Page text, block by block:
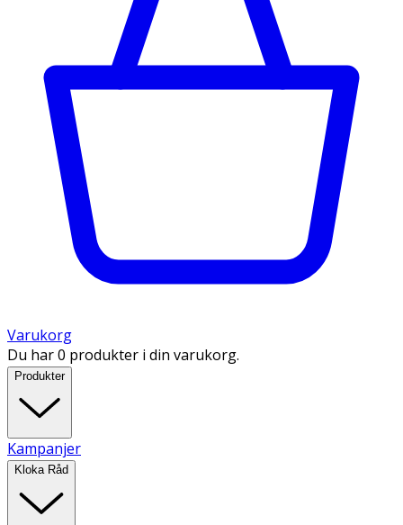
Varukorg
Du har 0 produkter i din varukorg.
Produkter
Kampanjer
Kloka Råd